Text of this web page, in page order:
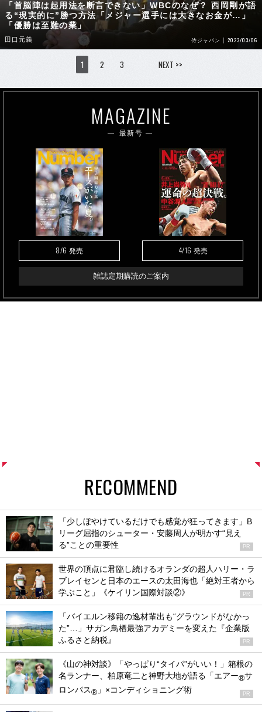
「首脳陣は起用法を断言できない」WBCのなぜ？ 西岡剛が語
る“現実的に”勝つ方法「メジャー選手には大きなお金が…」
「優勝は至難の業」
田口元義 侍ジャパン 2023/03/06
1 2 3 NEXT >>
MAGAZINE
最新号
8/6 発売 4/16 発売
雑誌定期購読のご案内
RECOMMEND
「少しぼやけているだけでも感覚が狂ってきます」B
リーグ屈指のシューター・安藤周人が明かす“見え
る”ことの重要性
PR
世界の頂点に君臨し続けるオランダの超人ハリー・ラ
ブレイセンと日本のエースの太田海也「絶対王者から
学ぶこと」《ケイリン国際対談②》
PR
「バイエルン移籍の逸材輩出も“グラウンドがなかっ
た”…」サガン鳥栖最強アカデミーを変えた『企業版
ふるさと納税』
PR
《山の神対談》「やっぱり“タイパ”がいい！」箱根の
名ランナー、柏原竜二と神野大地が語る「エアー®サ
ロンパス® 」×コンディショニング術 PR